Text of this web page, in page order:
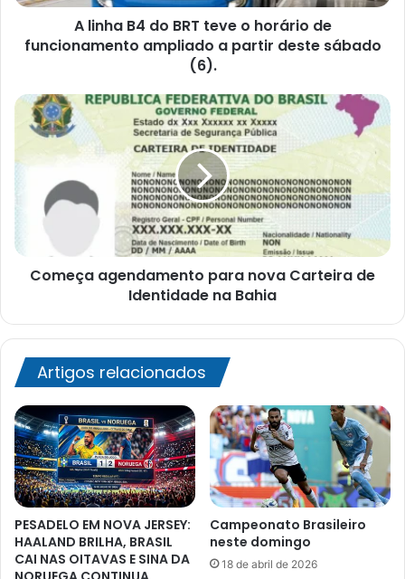
de
funcionamento
ampliado
deste
sábado
A linha B4 do BRT teve o horário de
funcionamento ampliado a partir deste sábado
(6).
Começa
agendamento
nova
Identidade
Bahia
Começa agendamento para nova Carteira de
Identidade na Bahia
Artigos relacionados
PESADELO EM NOVA JERSEY:
HAALAND BRILHA, BRASIL
CAI NAS OITAVAS E SINA DA
Campeonato Brasileiro
neste domingo
18 de abril de 2026